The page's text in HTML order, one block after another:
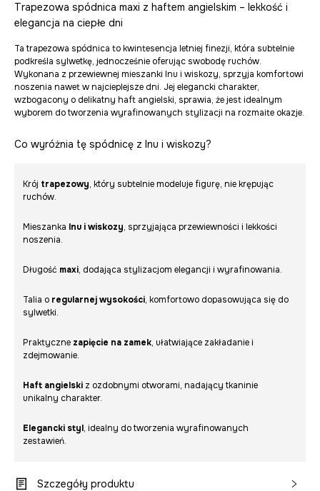
Trapezowa spódnica maxi z haftem angielskim – lekkość i
elegancja na ciepłe dni
Ta trapezowa spódnica to kwintesencja letniej finezji, która subtelnie
podkreśla sylwetkę, jednocześnie oferując swobodę ruchów.
Wykonana z przewiewnej mieszanki lnu i wiskozy, sprzyja komfortowi
noszenia nawet w najcieplejsze dni. Jej elegancki charakter,
wzbogacony o delikatny haft angielski, sprawia, że jest idealnym
wyborem do tworzenia wyrafinowanych stylizacji na rozmaite okazje.
Co wyróżnia tę spódnicę z lnu i wiskozy?
Krój trapezowy, który subtelnie modeluje figurę, nie krępując
ruchów.
Mieszanka lnu i wiskozy, sprzyjająca przewiewności i lekkości
noszenia.
Długość maxi, dodająca stylizacjom elegancji i wyrafinowania.
Talia o regularnej wysokości, komfortowo dopasowująca się do
sylwetki.
Praktyczne zapięcie na zamek, ułatwiające zakładanie i
zdejmowanie.
Haft angielski z ozdobnymi otworami, nadający tkaninie
unikalny charakter.
Elegancki styl, idealny do tworzenia wyrafinowanych
zestawień.
Szczegóły produktu